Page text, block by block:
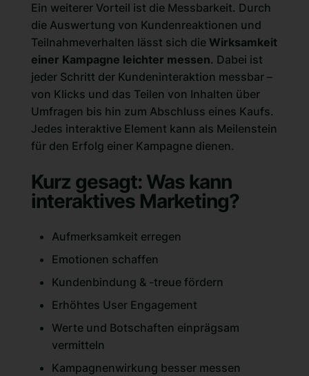
Ein weiterer Vorteil ist die Messbarkeit. Durch
die Auswertung von Kundenreaktionen und
Teilnahmeverhalten lässt sich die Wirksamkeit
einer Kampagne leichter messen. Dabei ist
jeder Schritt der Kundeninteraktion messbar –
von Klicks und das Teilen von Inhalten über
Umfragen bis hin zum Abschluss eines Kaufs.
Jedes interaktive Element kann als Meilenstein
für den Erfolg einer Kampagne dienen.
Kurz gesagt: Was kann
interaktives Marketing?
Aufmerksamkeit erregen
Emotionen schaffen
Kundenbindung & -treue fördern
Erhöhtes User Engagement
Werte und Botschaften einprägsam
vermitteln
Kampagnenwirkung besser messen